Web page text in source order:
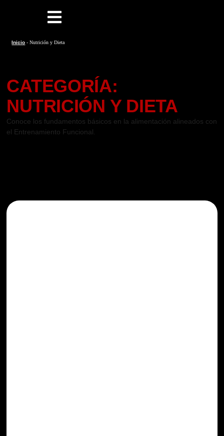
Inicio -Nutrición y Dieta
CATEGORÍA:
NUTRICIÓN Y DIETA
Conoce los fundamentos básicos en la alimentación alineados con
el Entrenamiento Funcional.